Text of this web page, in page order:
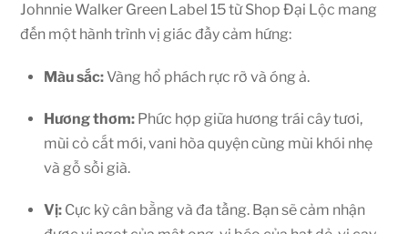
Johnnie Walker Green Label 15 từ Shop Đại Lộc mang
đến một hành trình vị giác đầy cảm hứng:
Màu sắc:Vàng hổ phách rực rỡ và óng ả.
Hương thơm: Phức hợp giữa hương trái cây tươi,
mùi cỏ cắt mới, vani hòa quyện cùng mùi khói nhẹ
và gỗ sồi già.
Vị: Cực kỳ cân bằng và đa tầng. Bạn sẽ cảm nhận